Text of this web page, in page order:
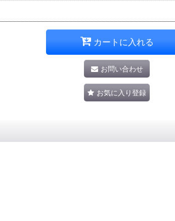
カートに入れる
お問い合わせ
お気に入り登録